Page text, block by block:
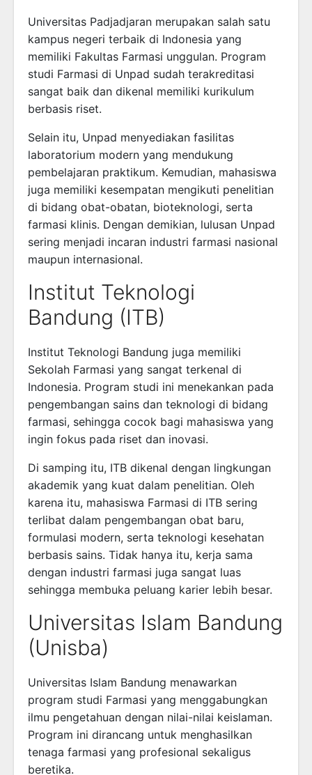
Universitas Padjadjaran merupakan salah satu
kampus negeri terbaik di Indonesia yang
memiliki Fakultas Farmasi unggulan. Program
studi Farmasi di Unpad sudah terakreditasi
sangat baik dan dikenal memiliki kurikulum
berbasis riset.
Selain itu, Unpad menyediakan fasilitas
laboratorium modern yang mendukung
pembelajaran praktikum. Kemudian, mahasiswa
juga memiliki kesempatan mengikuti penelitian
di bidang obat-obatan, bioteknologi, serta
farmasi klinis. Dengan demikian, lulusan Unpad
sering menjadi incaran industri farmasi nasional
maupun internasional.
Institut Teknologi
Bandung (ITB)
Institut Teknologi Bandung juga memiliki
Sekolah Farmasi yang sangat terkenal di
Indonesia. Program studi ini menekankan pada
pengembangan sains dan teknologi di bidang
farmasi, sehingga cocok bagi mahasiswa yang
ingin fokus pada riset dan inovasi.
Di samping itu, ITB dikenal dengan lingkungan
akademik yang kuat dalam penelitian. Oleh
karena itu, mahasiswa Farmasi di ITB sering
terlibat dalam pengembangan obat baru,
formulasi modern, serta teknologi kesehatan
berbasis sains. Tidak hanya itu, kerja sama
dengan industri farmasi juga sangat luas
sehingga membuka peluang karier lebih besar.
Universitas Islam Bandung
(Unisba)
Universitas Islam Bandung menawarkan
program studi Farmasi yang menggabungkan
ilmu pengetahuan dengan nilai-nilai keislaman.
Program ini dirancang untuk menghasilkan
tenaga farmasi yang profesional sekaligus
beretika.